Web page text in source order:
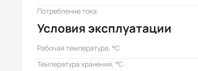
Потребление тока
Условия эксплуатации
Рабочая температура, °C
Температура хранения, °C